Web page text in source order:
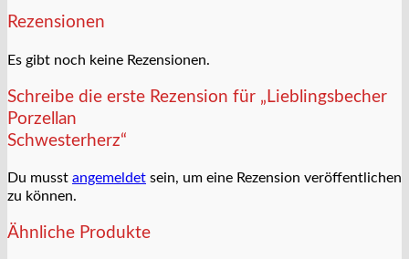
Rezensionen
Es gibt noch keine Rezensionen.
Schreibe die erste Rezension für „Lieblingsbecher
Porzellan
Schwesterherz“
Du musst angemeldet sein, um eine Rezension veröffentlichen
zu können.
Ähnliche Produkte